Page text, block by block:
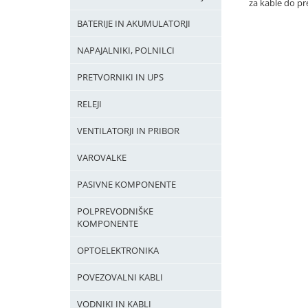
BATERIJE IN AKUMULATORJI
NAPAJALNIKI, POLNILCI
PRETVORNIKI IN UPS
RELEJI
VENTILATORJI IN PRIBOR
VAROVALKE
PASIVNE KOMPONENTE
POLPREVODNIŠKE
KOMPONENTE
OPTOELEKTRONIKA
POVEZOVALNI KABLI
VODNIKI IN KABLI
za kable do